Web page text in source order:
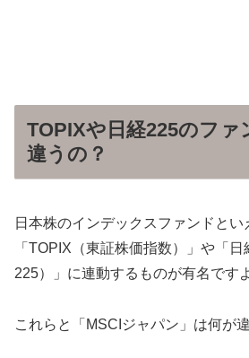
TOPIXや日経225のファ
違うの？
日本株のインデックスファンドとい
「TOPIX（東証株価指数）」や「
225）」に連動するものが有名です
これらと「MSCIジャパン」は何が